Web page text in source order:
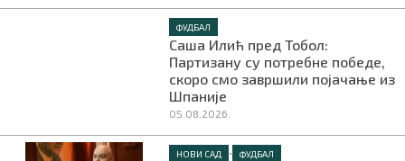
ФУДБАЛ
Саша Илић пред Тобол:
Партизану су потребне победе,
скоро смо завршили појачање из
Шпаније
05.08.2026.
НОВИ САД • ФУДБАЛ